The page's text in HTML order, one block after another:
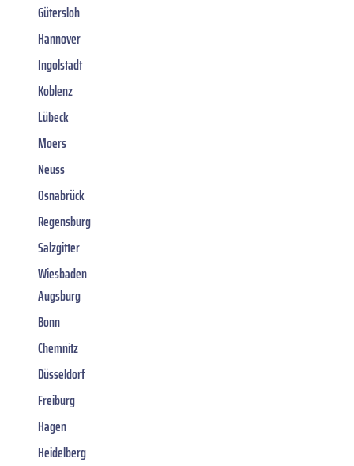
Gütersloh
Hannover
Ingolstadt
Koblenz
Lübeck
Moers
Neuss
Osnabrück
Regensburg
Salzgitter
Wiesbaden
Augsburg
Bonn
Chemnitz
Düsseldorf
Freiburg
Hagen
Heidelberg